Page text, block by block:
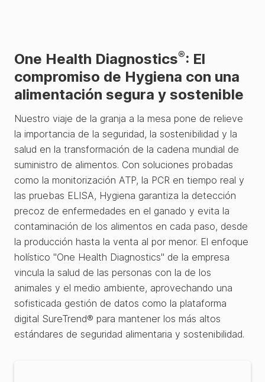
One Health Diagnostics®: El
compromiso de Hygiena con una
alimentación segura y sostenible
Nuestro viaje de la granja a la mesa pone de relieve
la importancia de la seguridad, la sostenibilidad y la
salud en la transformación de la cadena mundial de
suministro de alimentos. Con soluciones probadas
como la monitorización ATP, la PCR en tiempo real y
las pruebas ELISA, Hygiena garantiza la detección
precoz de enfermedades en el ganado y evita la
contaminación de los alimentos en cada paso, desde
la producción hasta la venta al por menor. El enfoque
holístico "One Health Diagnostics" de la empresa
vincula la salud de las personas con la de los
animales y el medio ambiente, aprovechando una
sofisticada gestión de datos como la plataforma
digital SureTrend® para mantener los más altos
estándares de seguridad alimentaria y sostenibilidad.